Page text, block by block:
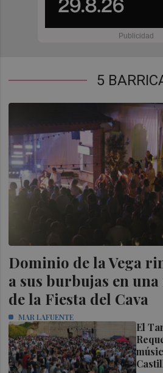
5
El
Dominio de la Vega
a sus burbujas en
de la Fiesta del Cava
MAR LAFUENTE